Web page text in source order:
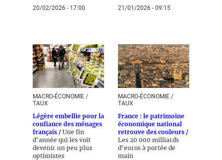
20/02/2026 - 17:00 21/01/2026 - 09:15
MACRO-ÉCONOMIE /
TAUX
Légère embellie pour la
confiance des ménages
français / Une fin
d’année qui les voit
devenir un peu plus
optimistes
MACRO-ÉCONOMIE /
TAUX
France : le patrimoine
économique national
retrouve des couleurs /
Les 20 000 milliards
d’euros à portée de
main